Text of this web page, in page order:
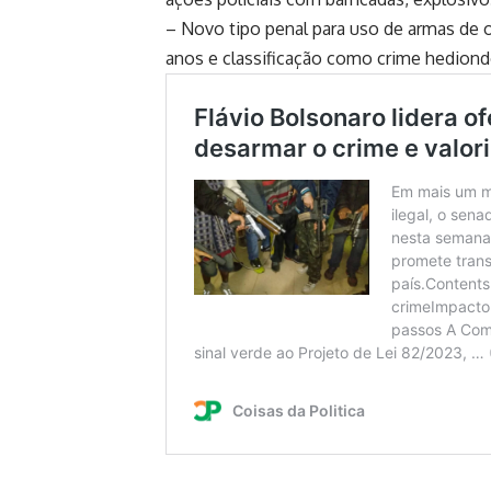
– Novo tipo penal para uso de armas
anos e classificação como crime